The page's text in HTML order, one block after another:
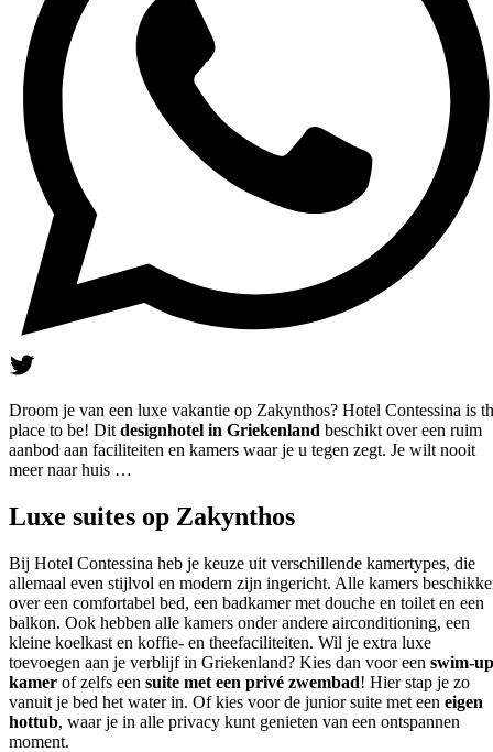
Droom je van een luxe vakantie op Zakynthos? Hotel Contessina is
place to be! Dit designhotel in Griekenland beschikt over een ruim
aanbod aan faciliteiten en kamers waar je u tegen zegt. Je wilt nooit
meer naar huis …
Luxe suites op Zakynthos
Bij Hotel Contessina heb je keuze uit verschillende kamertypes, die
allemaal even stijlvol en modern zijn ingericht. Alle kamers
over een comfortabel bed, een badkamer met douche en toilet en een
balkon. Ook hebben alle kamers onder andere airconditioning, een
kleine koelkast en koffie- en theefaciliteiten. Wil je extra luxe
toevoegen aan je verblijf in Griekenland? Kies dan voor een swim-up
kamer of zelfs een suite met een privé zwembad! Hier stap je zo
vanuit je bed het water in. Of kies voor de junior suite met een eigen
hottub, waar je in alle privacy kunt genieten van een ontspannen
moment.